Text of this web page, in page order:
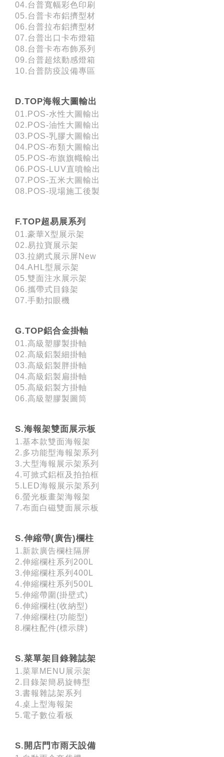
04.台普寬幅彩色印刷
05.台普卡布鋁擠型材
06.台普拉布鋁擠型材
07.台普出口卡布燈箱
08.台普卡布布飾系列
09.台普超炫動感燈箱
10.台普防疫設備專區
D.TOP海報大圖輸出
01.POS-水性大圖輸出
02.POS-油性大圖輸出
03.POS-乳膠大圖輸出
04.POS-布類大圖輸出
05.POS-布旗旗幟輸出
06.POS-LUV直噴輸出
07.POS-五米大圖輸出
08.POS-現場施工後製
F.TOP超易展系列
01.豪華X型展示架
02.易拉寶展示架
03.拉網式展示屏New
04.AHL型展示架
05.雙面注水展示架
06.攜帶式目錄架
07.手動扣眼機
G.TOP鋁合金掛軸
01.高級塑膠製掛軸
02.高級鋁製細掛軸
03.高級鋁製胖掛軸
04.高級鋁製扁掛軸
05.高級鋁製方掛軸
06.高級塑膠製圖筒
S.海報架雙面展示板
1.基本款雙面海報架
2.多功能型海報架系列
3.大型海報展示架系列
4.可掀式鋁框及拍拍框
5.LED海報展示架系列
6.螢光板畫架海報架
7.布面白磁雙面展示板
S.伸縮帶(廣告)欄柱
1.新款廣告欄柱隔屏
2.伸縮欄柱系列200L
3.伸縮欄柱系列400L
4.伸縮欄柱系列500L
5.伸縮帶圍(掛壁式)
6.伸縮欄柱(收納型)
7.伸縮欄柱(功能型)
8.欄柱配件(標示牌)
S.菜單架目錄雜誌架
1.菜單MENU展示架
2.目錄架簡易旋轉型
3.書報雜誌架系列
4.桌上型海報架
5.電子數位看板
S.開店門市雨天設備